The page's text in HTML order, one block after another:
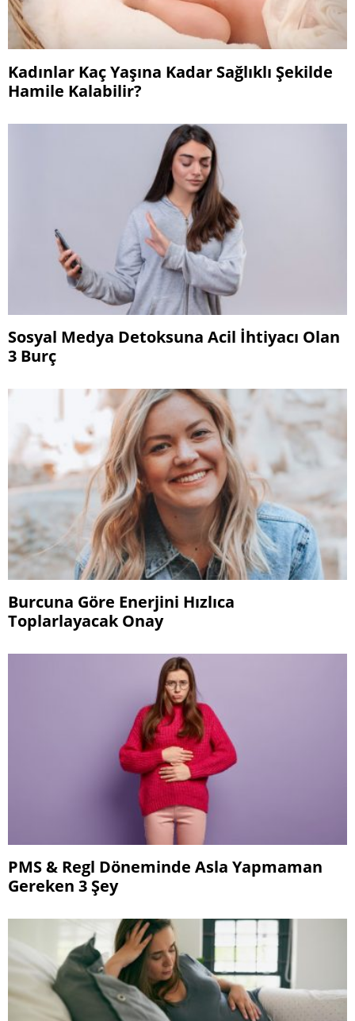
Kadınlar Kaç Yaşına Kadar Sağlıklı Şekilde
Hamile Kalabilir?
Sosyal Medya Detoksuna Acil İhtiyacı Olan
3 Burç
Burcuna Göre Enerjini Hızlıca
Toplarlayacak Onay
PMS & Regl Döneminde Asla Yapmaman
Gereken 3 Şey